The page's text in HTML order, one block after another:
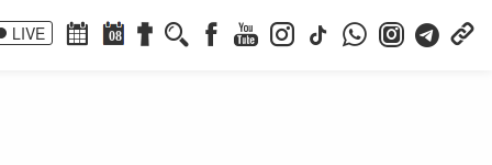
LIVE 08